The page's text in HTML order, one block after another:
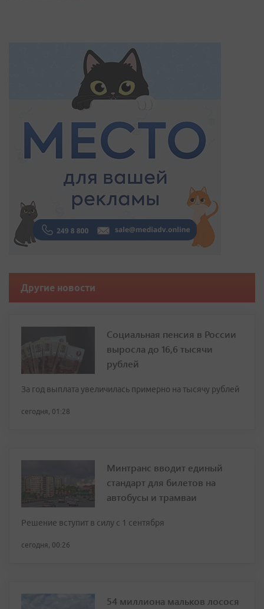
Другие новости
Социальная пенсия в России
выросла до 16,6 тысячи
рублей
За год выплата увеличилась примерно на тысячу рублей
сегодня, 01:28
Минтранс вводит единый
стандарт для билетов на
автобусы и трамваи
Решение вступит в силу с 1 сентября
сегодня, 00:26
54 миллиона мальков лосося